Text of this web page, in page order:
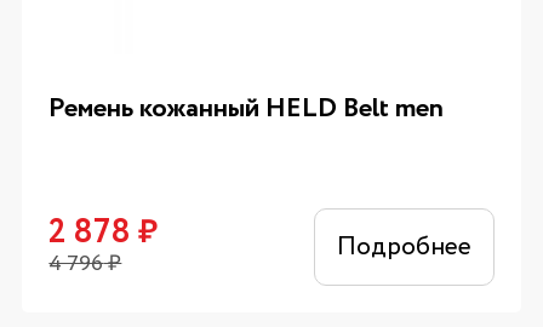
Ремень кожанный HELD Belt men
2 878 ₽
4 796₽ Подробнее